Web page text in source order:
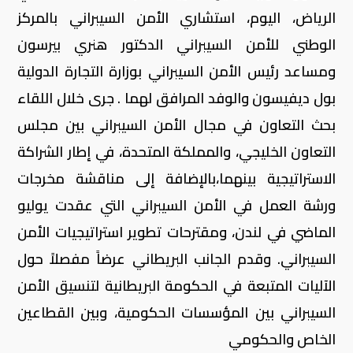
الرياض، اليوم، استشاري الأمن السيبراني بالمركز
الوطني للأمن السيبراني الدكتور هنري بيرسون
ومساعد رئيس الأمن السيبراني بوزارة التجارة الدولية
بول ديفيسون والوفد المرافق لهما . جرى خلال اللقاء
بحث التعاون في مجال الأمن السيبراني بين مجلس
التعاون الخليجي، والمملكة المتحدة، في إطار الشراكة
الاستراتيجية بينهما،بالإضافة إلى مناقشة مخرجات
ورشة العمل في الأمن السيبراني التي عقدت يوليو
الماضي في لندن، ومقترحات تطوير استراتيجيات الأمن
السيبراني. وقدم الجانب البريطاني عرضاً مفصلاً حول
الآليات المتبعة في الحكومة البريطانية لتنسيق الأمن
السيبراني بين المؤسسات الحكومية، وبين القطاعين
الخاص والحكومي